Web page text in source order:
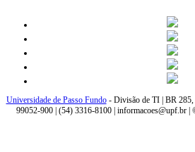
Universidade de Passo Fundo- Divisão de TI | BR 285,
99052-900 | (54) 3316-8100 | informacoes@upf.br |